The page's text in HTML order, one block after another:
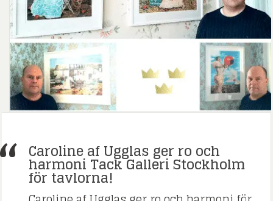
Caroline af Ugglas ger ro och
harmoni Tack Galleri Stockholm
för tavlorna!